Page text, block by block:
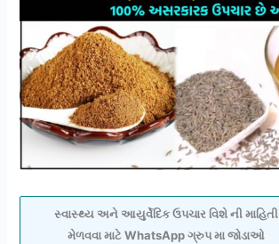
સ્વાસ્થ્ય અને આયુર્વેદિક ઉપચાર વિશે ની માહિતી
મેળવવા માટે WhatsApp ગ્રુપ મા જોડાઓ